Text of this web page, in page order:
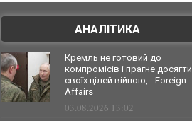
АНАЛІТИКА
Кремль не готовий до
компромісів і прагне досягти
своїх цілей війною, - Foreign
Affairs
03.08.2026 13:02